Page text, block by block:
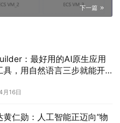
下一篇
：最好用的AI原生应用
具，用自然语言三步就能开
月16日
黄仁勋：人工智能正迈向“物